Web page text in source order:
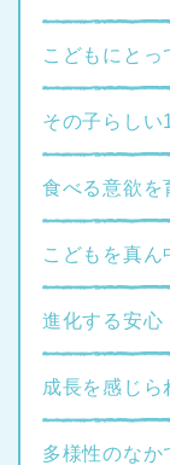
こどもにとっ
その子らしい
食べる意欲を
こどもを真ん
進化する安心
成長を感じら
多様性のなか